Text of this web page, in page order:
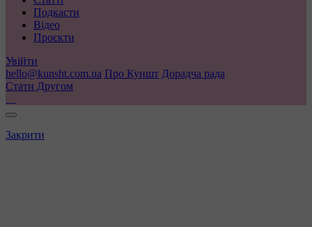
Подкасти
Відео
Проєкти
Увійти
hello@kunsht.com.ua Про Куншт Дорадча рада
Стати Другом
Закрити